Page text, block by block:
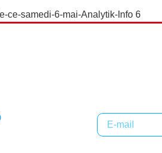
ce-samedi-6-mai-Analytik-Info 6